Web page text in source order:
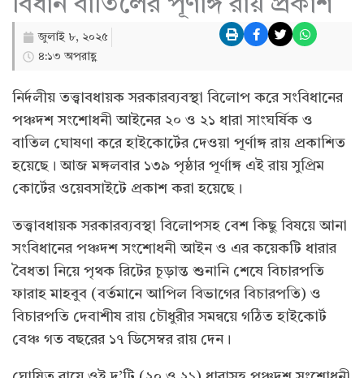
বিধান বাতিলের পূর্ণাঙ্গ রায় প্রকাশ
জুলাই ৮, ২০২৫
৪:১৩ অপরাহ্ণ
নির্দলীয় তত্ত্বাবধায়ক সরকারব্যবস্থা বিলোপ করে সংবিধানের
পঞ্চদশ সংশোধনী আইনের ২০ ও ২১ ধারা সাংঘর্ষিক ও
বাতিল ঘোষণা করে হাইকোর্টের দেওয়া পূর্ণাঙ্গ রায় প্রকাশিত
হয়েছে। আজ মঙ্গলবার ১৩৯ পৃষ্ঠার পূর্ণাঙ্গ এই রায় সুপ্রিম
কোর্টের ওয়েবসাইটে প্রকাশ করা হয়েছে।
তত্ত্বাবধায়ক সরকারব্যবস্থা বিলোপসহ বেশ কিছু বিষয়ে আনা
সংবিধানের পঞ্চদশ সংশোধনী আইন ও এর কয়েকটি ধারার
বৈধতা নিয়ে পৃথক রিটের চূড়ান্ত শুনানি শেষে বিচারপতি
ফারাহ মাহবুব (বর্তমানে আপিল বিভাগের বিচারপতি) ও
বিচারপতি দেবাশীষ রায় চৌধুরীর সমন্বয়ে গঠিত হাইকোর্ট
বেঞ্চ গত বছরের ১৭ ডিসেম্বর রায় দেন।